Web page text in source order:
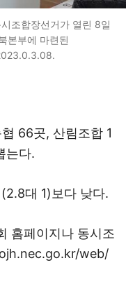
조합장선거가 열린 8일
본부에 마련된
66곳, 산림조합 1
는다.
대 1)보다 낮다.
홈페이지나 동시조
web/